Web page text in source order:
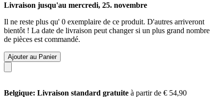
Livraison jusqu'au mercredi, 25. novembre
Il ne reste plus qu' 0 exemplaire de ce produit. D'autres arriveront
bientôt ! La date de livraison peut changer si un plus grand nombre
de pièces est commandé.
Ajouter au Panier
Belgique: Livraison standard gratuite à partir de € 54,90